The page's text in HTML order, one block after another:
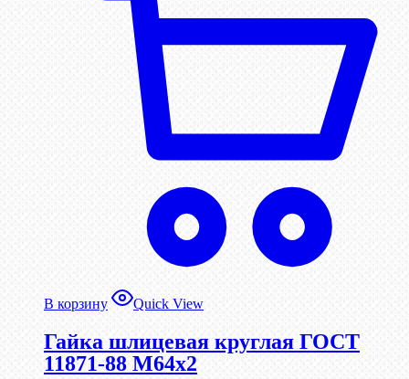
В корзину Quick View
Гайка шлицевая круглая ГОСТ
11871-88 М64х2